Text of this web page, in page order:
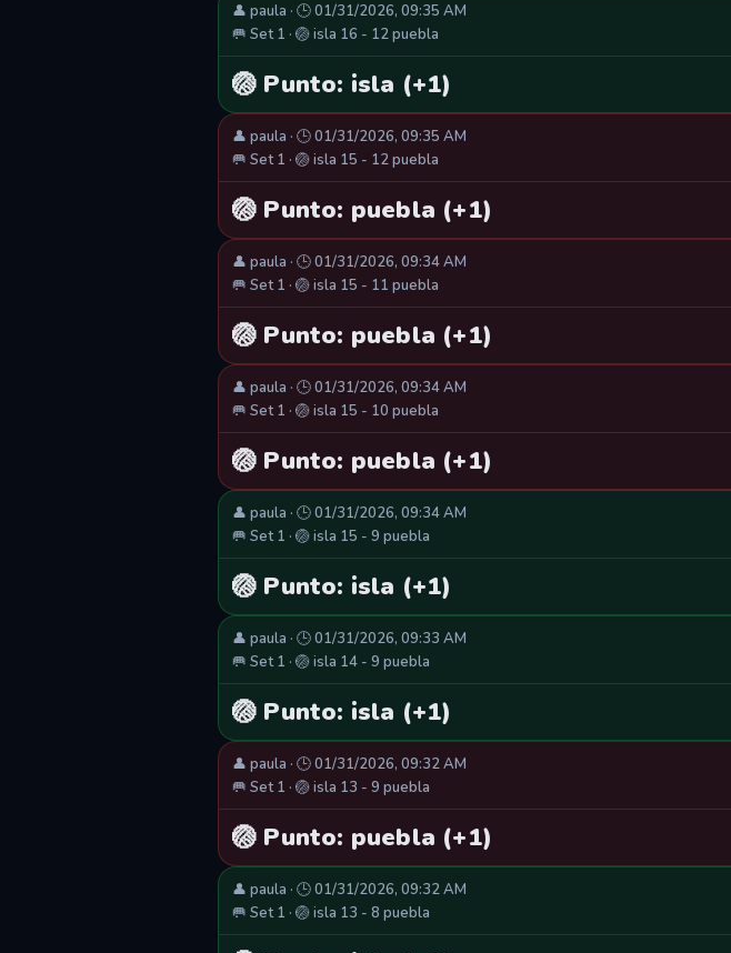
👤 paula · 🕒 01/31/2026, 09:35 AM
🥅 Set 1 · 🏐 isla 16 - 12 puebla
🏐 Punto: isla (+1)
👤 paula · 🕒 01/31/2026, 09:35 AM
🥅 Set 1 · 🏐 isla 15 - 12 puebla
🏐 Punto: puebla (+1)
👤 paula · 🕒 01/31/2026, 09:34 AM
🥅 Set 1 · 🏐 isla 15 - 11 puebla
🏐 Punto: puebla (+1)
👤 paula · 🕒 01/31/2026, 09:34 AM
🥅 Set 1 · 🏐 isla 15 - 10 puebla
🏐 Punto: puebla (+1)
👤 paula · 🕒 01/31/2026, 09:34 AM
🥅 Set 1 · 🏐 isla 15 - 9 puebla
🏐 Punto: isla (+1)
👤 paula · 🕒 01/31/2026, 09:33 AM
🥅 Set 1 · 🏐 isla 14 - 9 puebla
🏐 Punto: isla (+1)
👤 paula · 🕒 01/31/2026, 09:32 AM
🥅 Set 1 · 🏐 isla 13 - 9 puebla
🏐 Punto: puebla (+1)
👤 paula · 🕒 01/31/2026, 09:32 AM
🥅 Set 1 · 🏐 isla 13 - 8 puebla